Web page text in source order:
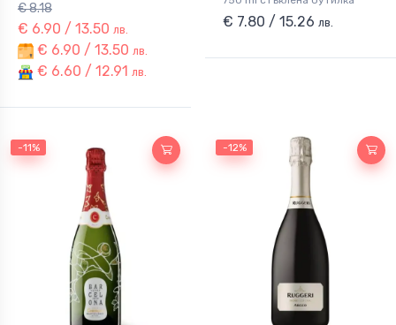
€ 8.18
€ 6.90 / 13.50 лв.
€ 6.90 / 13.50 лв.
€ 6.60 / 12.91 лв.
€ 7.80 / 15.26 лв.
-11% -12%